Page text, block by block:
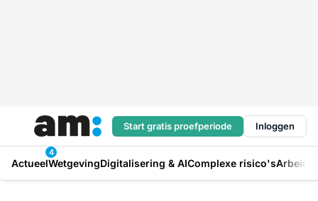
Start gratis proefperiode Inloggen
Actueel
4
WetgevingDigitalisering & AIComplexe risico's